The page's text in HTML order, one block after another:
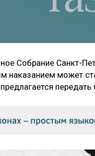
Собрание Санкт-
наказанием может